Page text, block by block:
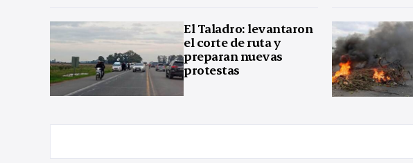
El Taladro: levantaron
el corte de ruta y
preparan nuevas
protestas